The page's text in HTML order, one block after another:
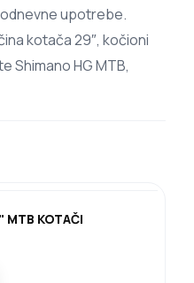
upotrebe.
kotača 29″, kočioni
Shimano HG MTB,
MTB KOTAČI